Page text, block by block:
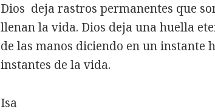
Dios deja rastros permanentes que
llenan la vida. Dios deja una huella
de las manos diciendo en un instante
instantes de la vida.
Isa